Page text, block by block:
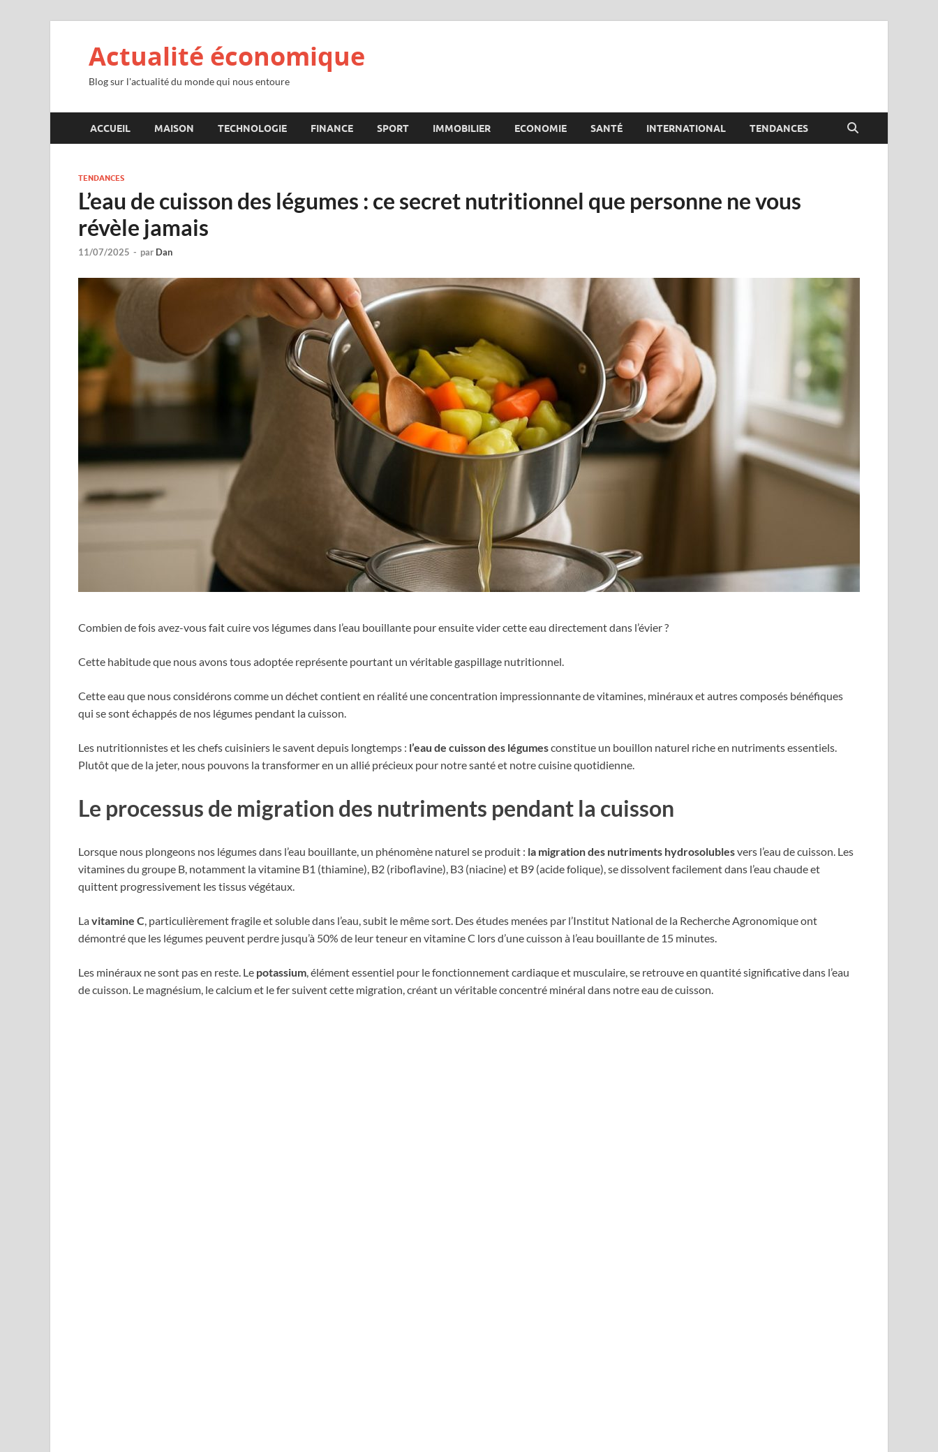
Actualité économique
Blog sur l'actualité du monde qui nous entoure
ACCUEIL MAISON TECHNOLOGIE FINANCE SPORT IMMOBILIER ECONOMIE SANTÉ INTERNATIONAL TENDANCES
TENDANCES
L’eau de cuisson des légumes : ce secret nutritionnel que personne ne vous
révèle jamais
11/07/2025 - par Dan
Combien de fois avez-vous fait cuire vos légumes dans l’eau bouillante pour ensuite vider cette eau directement dans l’évier ?
Cette habitude que nous avons tous adoptée représente pourtant un véritable gaspillage nutritionnel.
Cette eau que nous considérons comme un déchet contient en réalité une concentration impressionnante de vitamines, minéraux et autres composés bénéfiques
qui se sont échappés de nos légumes pendant la cuisson.
Les nutritionnistes et les chefs cuisiniers le savent depuis longtemps : l’eau de cuisson des légumesconstitue un bouillon naturel riche en nutriments essentiels.
Plutôt que de la jeter, nous pouvons la transformer en un allié précieux pour notre santé et notre cuisine quotidienne.
Le processus de migration des nutriments pendant la cuisson
Lorsque nous plongeons nos légumes dans l’eau bouillante, un phénomène naturel se produit : la migration des nutriments hydrosolublesvers l’eau de cuisson. Les
vitamines du groupe B, notamment la vitamine B1 (thiamine), B2 (riboflavine), B3 (niacine) et B9 (acide folique), se dissolvent facilement dans l’eau chaude et
quittent progressivement les tissus végétaux.
Lavitamine C, particulièrement fragile et soluble dans l’eau, subit le même sort. Des études menées par l’Institut National de la Recherche Agronomique ont
démontré que les légumes peuvent perdre jusqu’à 50% de leur teneur en vitamine C lors d’une cuisson à l’eau bouillante de 15 minutes.
Les minéraux ne sont pas en reste. Le potassium, élément essentiel pour le fonctionnement cardiaque et musculaire, se retrouve en quantité significative dans l’eau
de cuisson. Le magnésium, le calcium et le fer suivent cette migration, créant un véritable concentré minéral dans notre eau de cuisson.